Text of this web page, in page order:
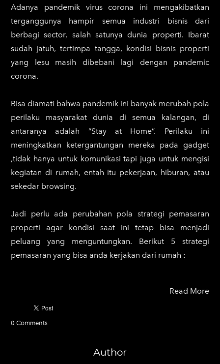
Adanya pandemik virus corona ini mengakibatkan
terganggunya hampir semua industri bisnis dari
berbagi sector, salah satunya dunia properti. Ibarat
sudah jatuh, tertimpa tangga, kondisi bisnis properti
yang lesu masih dibebani lagi dengan pandemic
corona.
Bisa diamati bahwa pandemik ini banyak merubah pola
perilaku masyarakat dunia di semua kalangan, di
antaranya adalah “Stay at Home”. Perilaku ini
meningkatkan ketergantungan mereka pada gadget
,tidak hanya untuk komunikasi tapi juga untuk mengisi
kegiatan di rumah, entah itu pekerjaan, hiburan, atau
sekedar browsing.
Jadi perlu ada perubahan pola strategi pemasaran
properti agar kondisi saat ini tetap bisa menjadi
peluang yang menguntungkan. Berikut 5 strategi
pemasaran yang bisa anda kerjakan dari rumah :
Read More
0 Comments
Author